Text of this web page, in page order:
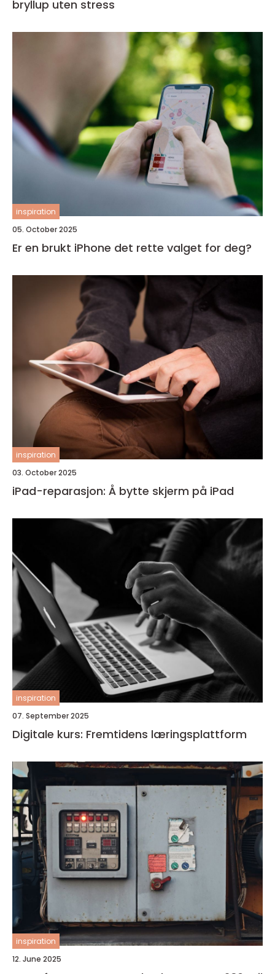
bryllup uten stress
inspiration
05. October 2025
Er en brukt iPhone det rette valget for deg?
inspiration
03. October 2025
iPad-reparasjon: Å bytte skjerm på iPad
inspiration
07. September 2025
Digitale kurs: Fremtidens læringsplattform
inspiration
12. June 2025